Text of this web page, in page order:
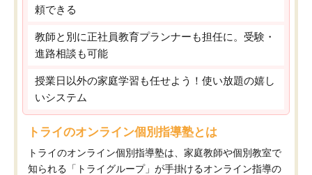
頼できる
教師と別に正社員教育プランナーも担任に。受験・
進路相談も可能
授業日以外の家庭学習も任せよう！使い放題の嬉し
いシステム
トライのオンライン個別指導塾とは
トライのオンライン個別指導塾は、家庭教師や個別教室で
知られる「トライグループ」が手掛けるオンライン指導の